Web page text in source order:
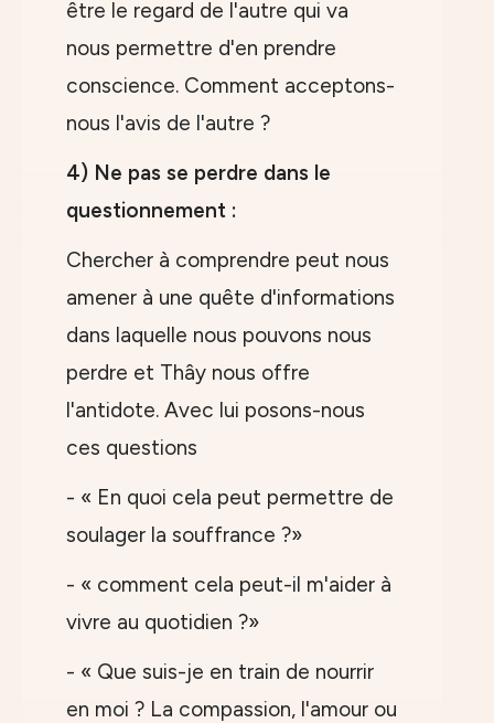
être le regard de l'autre qui va
nous permettre d'en prendre
conscience. Comment acceptons-
nous l'avis de l'autre ?
4) Ne pas se perdre dans le
questionnement :
Chercher à comprendre peut nous
amener à une quête d'informations
dans laquelle nous pouvons nous
perdre et Thây nous offre
l'antidote. Avec lui posons-nous
ces questions
- « En quoi cela peut permettre de
soulager la souffrance ?»
- « comment cela peut-il m'aider à
vivre au quotidien ?»
- « Que suis-je en train de nourrir
en moi ? La compassion, l'amour ou